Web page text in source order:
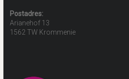
Postadres:
Arianehof 13
1562 TW Krommenie